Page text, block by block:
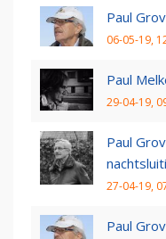
Paul
06-05-19,
Paul
29-04-19,
Paul
27-04-19,
Paul